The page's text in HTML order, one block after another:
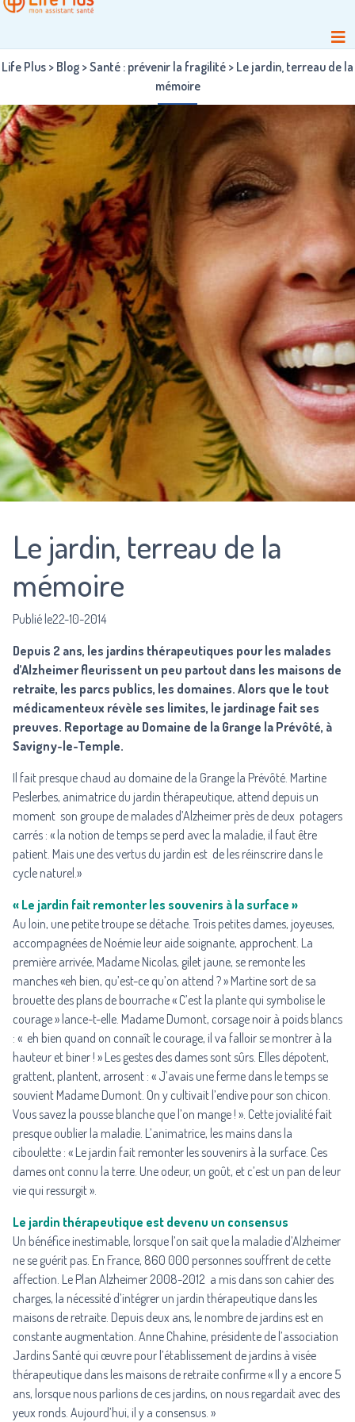
Life Plus > Blog >Santé : prévenir la fragilité > Le jardin, terreau de la
mémoire
Le jardin, terreau de la
mémoire
Publié le22-10-2014
Depuis 2 ans, les jardins thérapeutiques pour les malades
d’Alzheimer fleurissent un peu partout dans les maisons de
retraite, les parcs publics, les domaines. Alors que le tout
médicamenteux révèle ses limites, le jardinage fait ses
preuves. Reportage au Domaine de la Grange la Prévôté, à
Savigny-le-Temple.
Il fait presque chaud au domaine de la Grange la Prévôté. Martine
Peslerbes, animatrice du jardin thérapeutique, attend depuis un
moment son groupe de malades d’Alzheimer près de deux potagers
carrés : « la notion de temps se perd avec la maladie, il faut être
patient. Mais une des vertus du jardin est de les réinscrire dans le
cycle naturel.»
« Le jardin fait remonter les souvenirs à la surface »
Au loin, une petite troupe se détache. Trois petites dames, joyeuses,
accompagnées de Noémie leur aide soignante, approchent. La
première arrivée, Madame Nicolas, gilet jaune, se remonte les
manches «eh bien, qu’est-ce qu’on attend ? » Martine sort de sa
brouette des plans de bourrache « C’est la plante qui symbolise le
courage » lance-t-elle. Madame Dumont, corsage noir à poids blancs
: « eh bien quand on connaît le courage, il va falloir se montrer à la
hauteur et biner ! » Les gestes des dames sont sûrs. Elles dépotent,
grattent, plantent, arrosent : « J’avais une ferme dans le temps se
souvient Madame Dumont. On y cultivait l’endive pour son chicon.
Vous savez la pousse blanche que l’on mange ! ». Cette jovialité fait
presque oublier la maladie. L’animatrice, les mains dans la
ciboulette : « Le jardin fait remonter les souvenirs à la surface. Ces
dames ont connu la terre. Une odeur, un goût, et c’est un pan de leur
vie qui ressurgit ».
Le jardin thérapeutique est devenu un consensus
Un bénéfice inestimable, lorsque l’on sait que la maladie d’Alzheimer
ne se guérit pas. En France, 860 000 personnes souffrent de cette
affection. Le Plan Alzheimer 2008-2012 a mis dans son cahier des
charges, la nécessité d’intégrer un jardin thérapeutique dans les
maisons de retraite. Depuis deux ans, le nombre de jardins est en
constante augmentation. Anne Chahine, présidente de l’association
Jardins Santé qui œuvre pour l’établissement de jardins à visée
thérapeutique dans les maisons de retraite confirme « Il y a encore 5
ans, lorsque nous parlions de ces jardins, on nous regardait avec des
yeux ronds. Aujourd’hui, il y a consensus. »